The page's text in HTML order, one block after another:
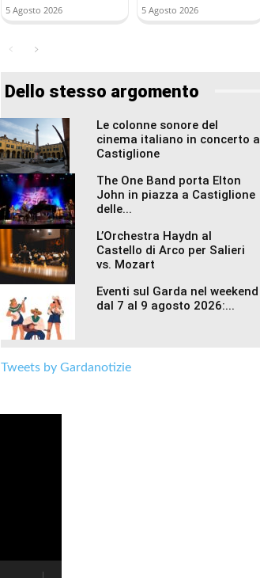
5 Agosto 2026 5 Agosto 2026
Dello stesso argomento
Le colonne sonore del
cinema italiano in concerto a
Castiglione
The One Band porta Elton
John in piazza a Castiglione
delle...
L’Orchestra Haydn al
Castello di Arco per Salieri
vs. Mozart
Eventi sul Garda nel weekend
dal 7 al 9 agosto 2026:...
Tweets by Gardanotizie